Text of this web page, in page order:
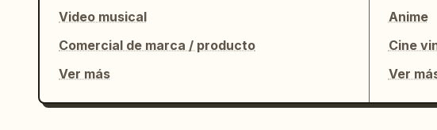
Video musical
Comercial de marca / producto
Ver más
Anime
Cine
Ver